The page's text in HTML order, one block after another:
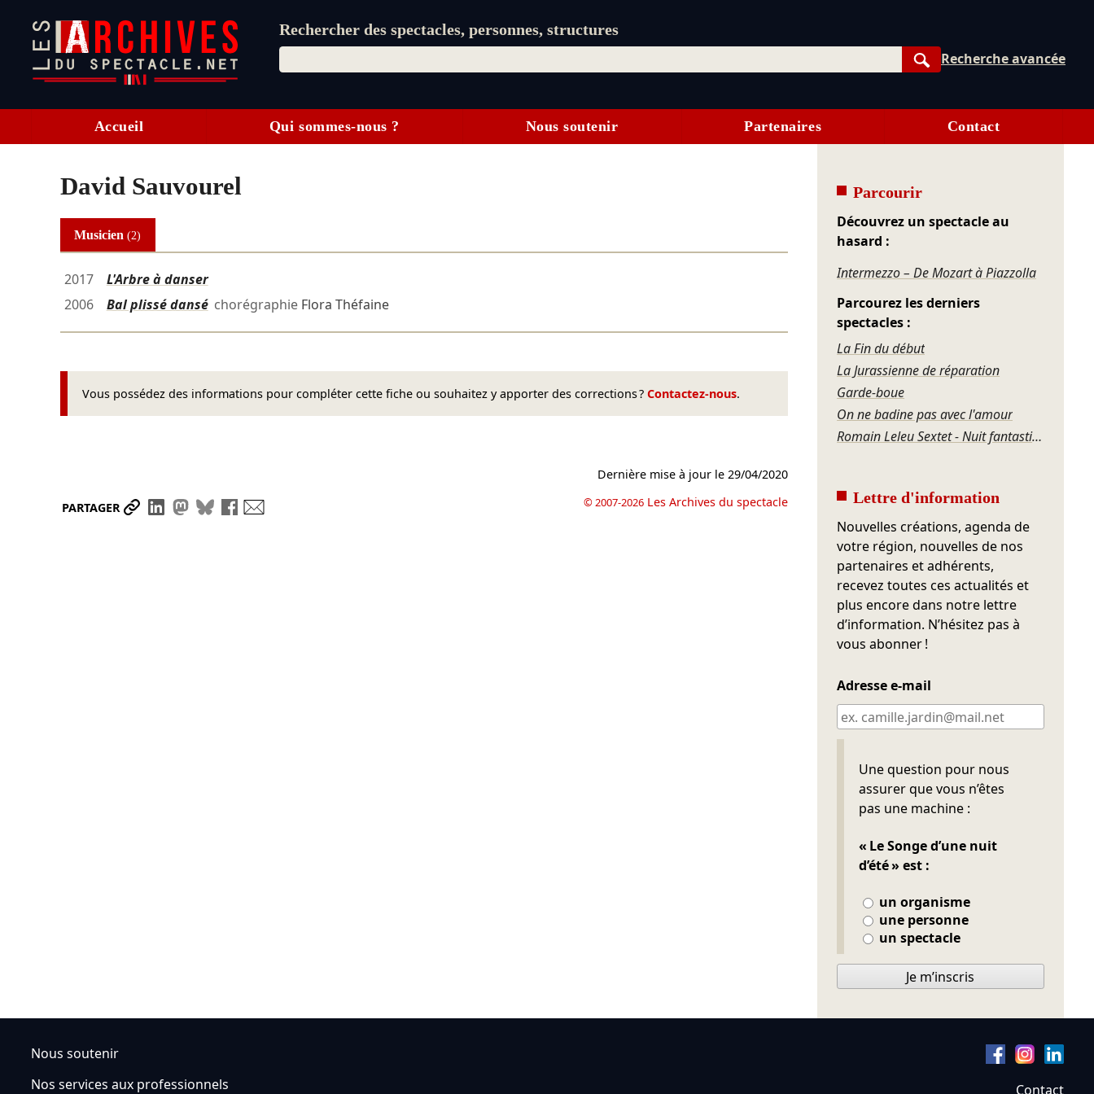
Rechercher des spectacles, personnes, structures
Rechercher
Recherche avancée
Accueil Qui sommes-nous ? Nous soutenir Partenaires Contact
David Sauvourel
Musicien(2)
2017
L'Arbre à danser
2006
Bal plissé danséchorégraphie Flora Théfaine
Vous possédez des informations pour compléter cette fiche ou souhaitez y apporter des corrections ? Contactez-nous.
PARTAGER Partager le lien
Partager sur LinkedIn
Partager sur Mastodon
Partager sur Bluesky
Partager sur Facebook
Dernière mise à jour le29/04/2020
© 2007-2026 Les Archives du spectacle
Parcourir
Découvrez un spectacle au
hasard :
Intermezzo – De Mozart à Piazzolla
Parcourez les derniers
spectacles :
La Fin du début
La Jurassienne de réparation
Garde-boue
On ne badine pas avec l'amour
Romain Leleu Sextet - Nuit fantastique
Lettre d'information
Nouvelles créations, agenda de
votre région, nouvelles de nos
partenaires et adhérents,
recevez toutes ces actualités et
plus encore dans notre lettre
d’information. N’hésitez pas à
vous abonner !
Adresse e-mail
Une question pour nous
assurer que vous n’êtes
pas une machine :
« Le Songe d’une nuit
d’été » est :
un organisme
une personne
un spectacle
Ne pas remplir
Je m’inscris
Nous soutenir
Nos services aux professionnels
Contact